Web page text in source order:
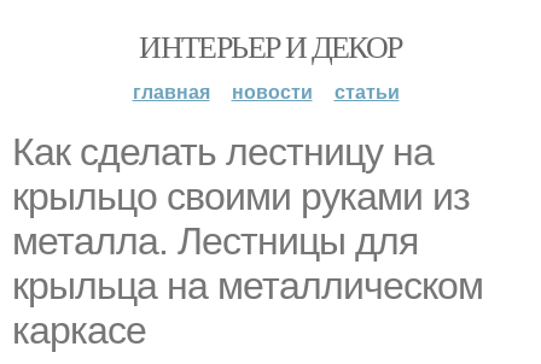
ИНТЕРЬЕР И ДЕКОР
главная новости статьи
Как сделать лестницу на
крыльцо своими руками из
металла. Лестницы для
крыльца на металлическом
каркасе